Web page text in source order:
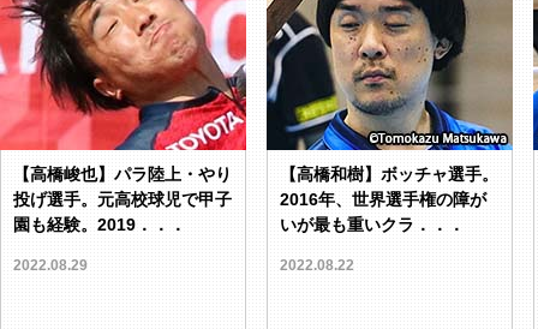
【高橋峻也】パラ陸上・やり
投げ選手。元高校球児で甲子
園も経験。2019．．．
2022.08.29
【高橋和樹】ボッチャ選手。
2016年、世界選手権の障が
いが最も重いクラ．．．
2022.08.22